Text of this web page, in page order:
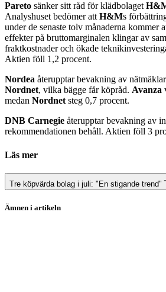
Pareto sänker sitt råd för klädbolaget
Analyshuset bedömer attH&Ms
under de senaste tolv månaderna kommer
effekter på bruttomarginalen klingar av
fraktkostnader och ökade
Aktien föll 1,2 procent.
Nordea återupptar bevakning av
Nordnet, vilka bägge får köpråd. Avanza
medan Nordnetsteg 0,7 procent.
DNB Carnegie återupptar bevakning av
rekommendationen behåll. Aktien föll 3
Läs mer
Tre köpvärda bolag i juli: "En stigande trend"
Ämnen i artikeln